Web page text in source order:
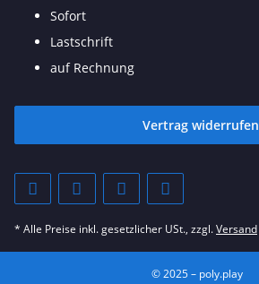
Sofort
Lastschrift
auf Rechnung
Vertrag widerrufen
* Alle Preise inkl. gesetzlicher USt., zzgl.Versand
© 2025 – poly.play